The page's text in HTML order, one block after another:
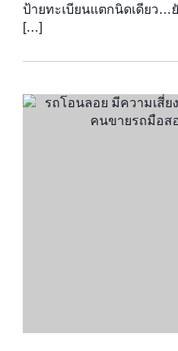
ป้ายทะเบียนแตกนิดเดียว…
[…]